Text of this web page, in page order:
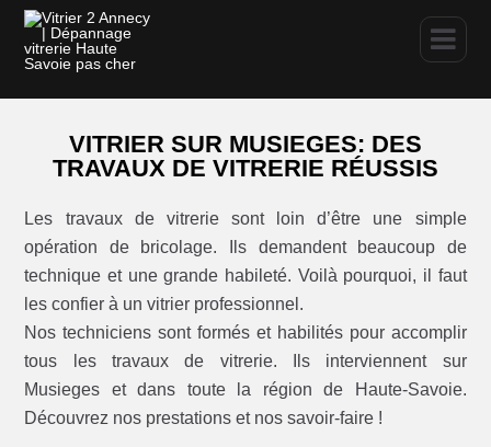
VITRIER SUR MUSIEGES: DES
TRAVAUX DE VITRERIE RÉUSSIS
Les travaux de vitrerie sont loin d’être une simple
opération de bricolage. Ils demandent beaucoup de
technique et une grande habileté. Voilà pourquoi, il faut
les confier à un vitrier professionnel.
Nos techniciens sont formés et habilités pour accomplir
tous les travaux de vitrerie. Ils interviennent sur
Musieges et dans toute la région de Haute-Savoie.
Découvrez nos prestations et nos savoir-faire !